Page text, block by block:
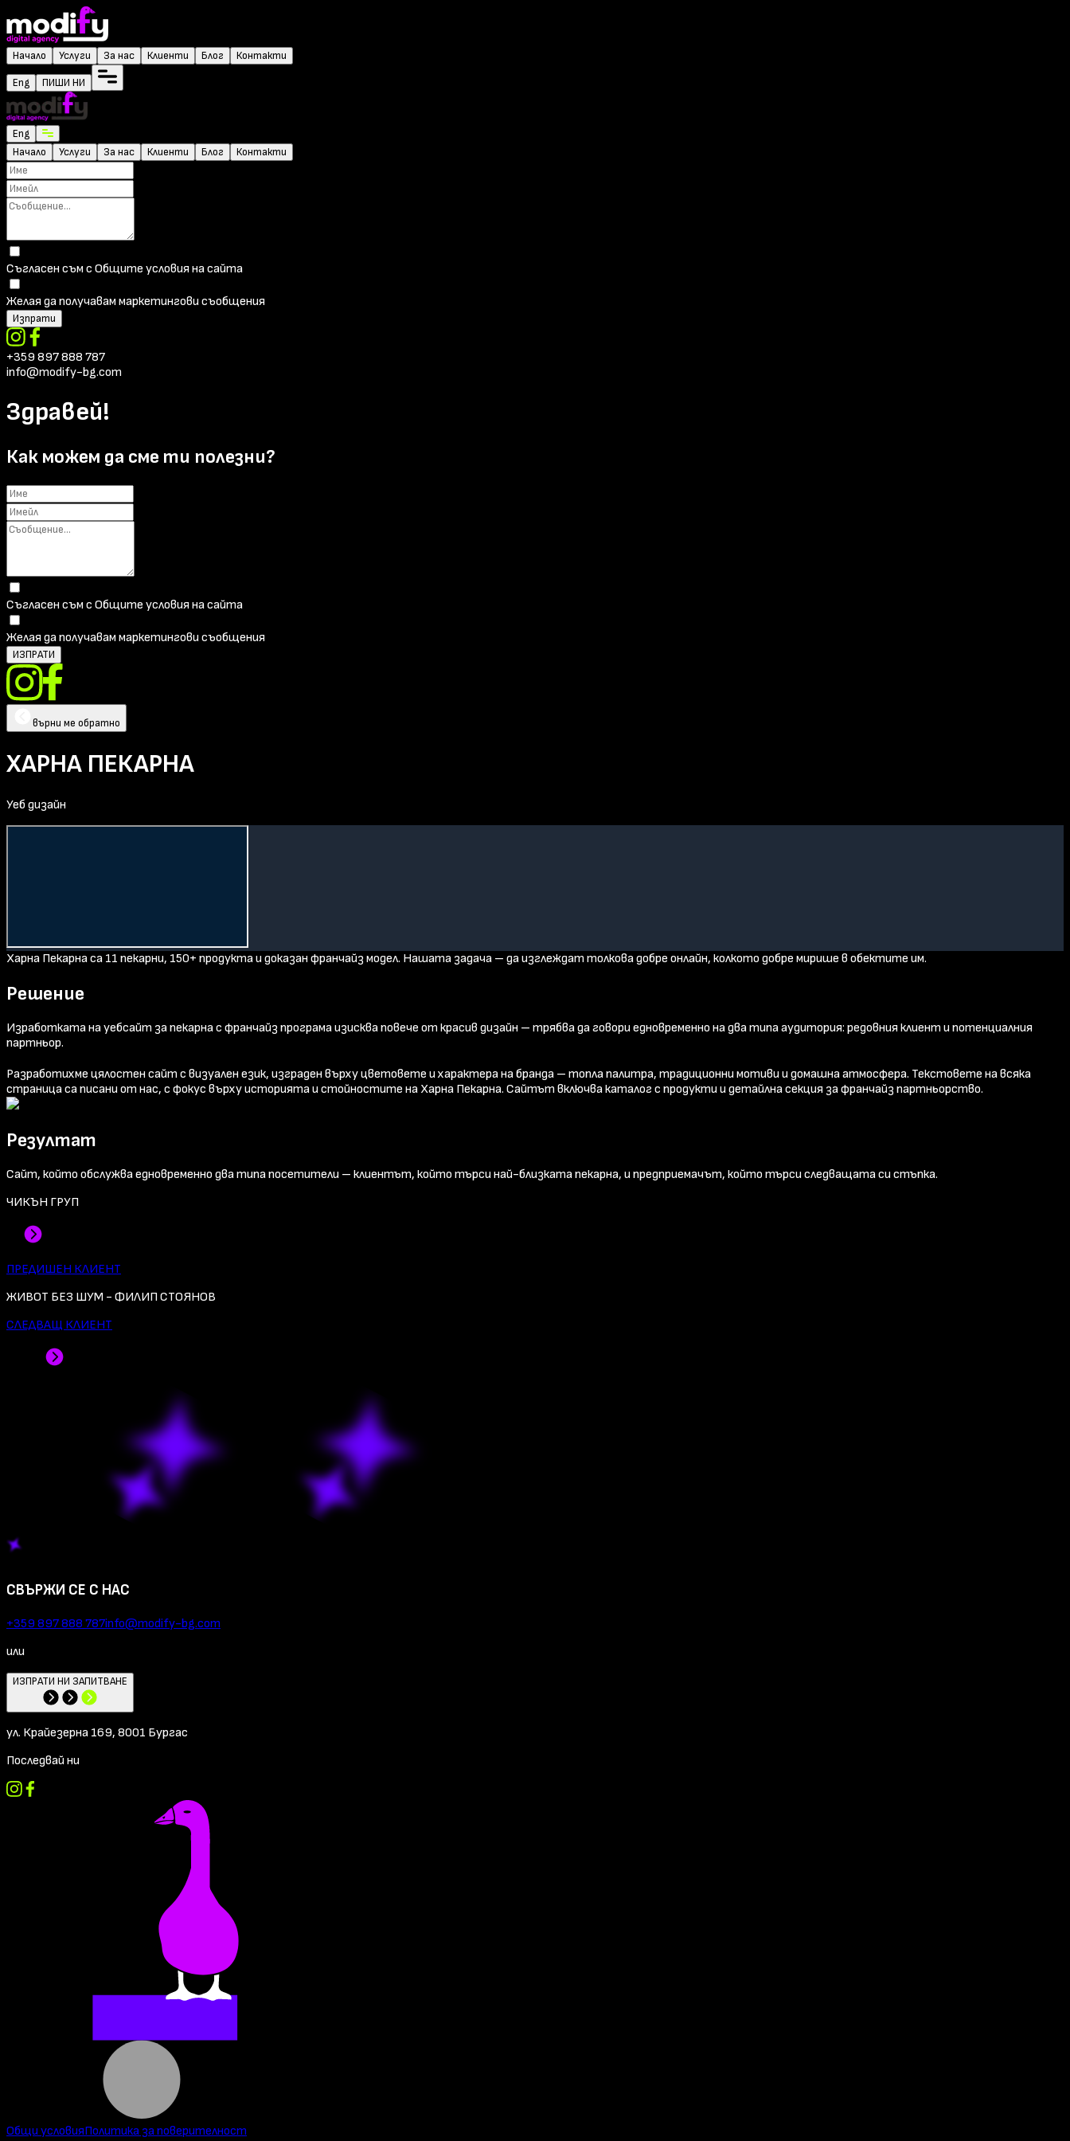
Начало Услуги За нас Клиенти Блог Контакти
Eng ПИШИ НИ
Eng
Начало
Услуги За нас Клиенти Блог Контакти
Съгласен съм с Общите условия на сайта
Желая да получавам маркетингови съобщения
Изпрати
+359 897 888 787
info@modify-bg.com
Здравей!
Как можем да сме ти полезни?
Съгласен съм с Общите условия на сайта
Желая да получавам маркетингови съобщения
ИЗПРАТИ
върни ме обратно
ХАРНА ПЕКАРНА
Уеб дизайн
Харна Пекарна са 11 пекарни, 150+ продукта и доказан франчайз модел. Нашата задача – да изглеждат толкова добре онлайн, колкото добре мирише в обектите им.
Решение
Изработката на уебсайт за пекарна с франчайз програма изисква повече от красив дизайн – трябва да говори едновременно на два типа аудитория: редовния клиент и потенциалния
партньор.
Разработихме цялостен сайт с визуален език, изграден върху цветовете и характера на бранда – топла палитра, традиционни мотиви и домашна атмосфера. Текстовете на всяка
страница са писани от нас, с фокус върху историята и стойностите на Харна Пекарна. Сайтът включва каталог с продукти и детайлна секция за франчайз партньорство.
Резултат
Сайт, който обслужва едновременно два типа посетители – клиентът, който търси най-близката пекарна, и предприемачът, който търси следващата си стъпка.
ЧИКЪН ГРУП
ПРЕДИШЕН КЛИЕНТ
ЖИВОТ БЕЗ ШУМ - ФИЛИП СТОЯНОВ
СЛЕДВАЩ КЛИЕНТ
СВЪРЖИ СЕ С НАС
+359 897 888 787info@modify-bg.com
или
ИЗПРАТИ НИ ЗАПИТВАНЕ
ул. Крайезерна 169, 8001 Бургас
Последвай ни
Общи условияПолитика за поверителност